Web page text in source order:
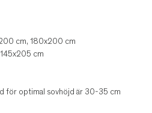
cm, 180x200 cm
cm
för optimal sovhöjd är 30-35 cm